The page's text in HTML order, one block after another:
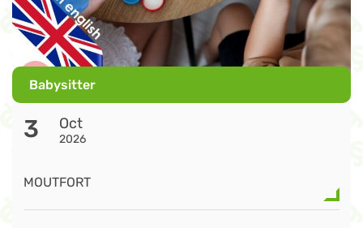
Babysitter
3 Oct
2026
MOUTFORT